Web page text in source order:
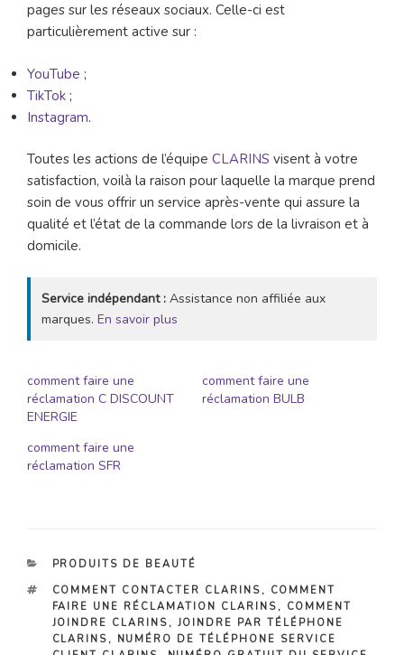
pages sur les réseaux sociaux. Celle-ci est
particulièrement active sur :
YouTube ;
TikTok ;
Instagram.
Toutes les actions de l’équipe CLARINS visent à votre
satisfaction, voilà la raison pour laquelle la marque prend
soin de vous offrir un service après-vente qui assure la
qualité et l’état de la commande lors de la livraison et à
domicile.
Service indépendant : Assistance non affiliée aux
marques. En savoir plus
comment faire une
réclamation C DISCOUNT
ENERGIE
comment faire une
réclamation BULB
comment faire une
réclamation SFR
CATÉGORIES
PRODUITS DE BEAUTÉ
ÉTIQUETTES
COMMENT CONTACTER CLARINS , COMMENT
FAIRE UNE RÉCLAMATION CLARINS , COMMENT
JOINDRE CLARINS , JOINDRE PAR TÉLÉPHONE
CLARINS , NUMÉRO DE TÉLÉPHONE SERVICE